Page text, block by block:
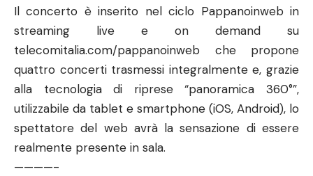
Il concerto è inserito nel ciclo Pappanoinweb in
streaming live e on demand su
telecomitalia.com/pappanoinweb che propone
quattro concerti trasmessi integralmente e, grazie
alla tecnologia di riprese “panoramica 360°”,
utilizzabile da tablet e smartphone (iOS, Android), lo
spettatore del web avrà la sensazione di essere
realmente presente in sala.
————-